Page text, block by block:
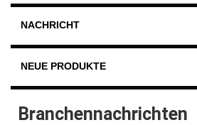
NACHRICHT
NEUE PRODUKTE
Branchennachrichten